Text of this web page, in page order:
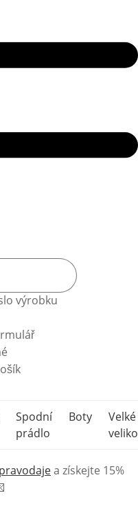
výrobku
Spodní
prádlo
Boty
Velké
a získejte 15%